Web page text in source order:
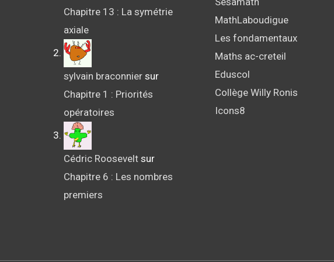
Chapitre 13 : La symétrie
axiale
sylvain braconnier sur
Chapitre 1 : Priorités
opératoires
Cédric Roosevelt sur
Chapitre 6 : Les nombres
premiers
MathLaboudigue
Les fondamentaux
Maths ac-creteil
Eduscol
Collège Willy Ronis
Icons8